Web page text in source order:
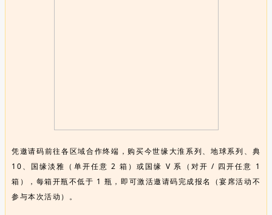
凭邀请码前往各区域合作终端，购买今世缘大淮系列、地球系列、典
10、国缘淡雅（单开任意 2 箱）或国缘 V 系（对开 / 四开任意 1
箱），每箱开瓶不低于 1 瓶，即可激活邀请码完成报名（宴席活动不
参与本次活动）。